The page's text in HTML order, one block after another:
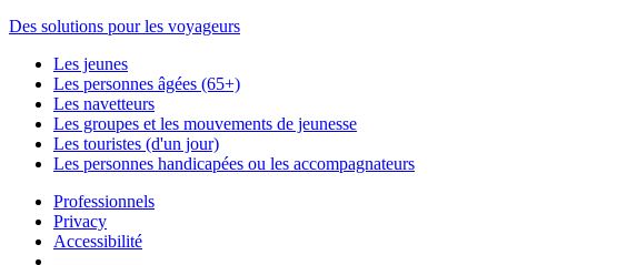
Des solutions pour les voyageurs
Les jeunes
Les personnes âgées (65+)
Les navetteurs
Les groupes et les mouvements de jeunesse
Les touristes (d'un jour)
Les personnes handicapées ou les accompagnateurs
Professionnels
Privacy
Accessibilité